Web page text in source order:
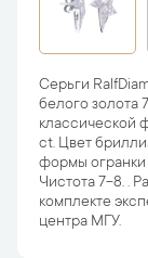
Серьги
белого золота
классической
ct. Цвет
формы
Чистота 7-8. .
комплекте
центра МГУ.